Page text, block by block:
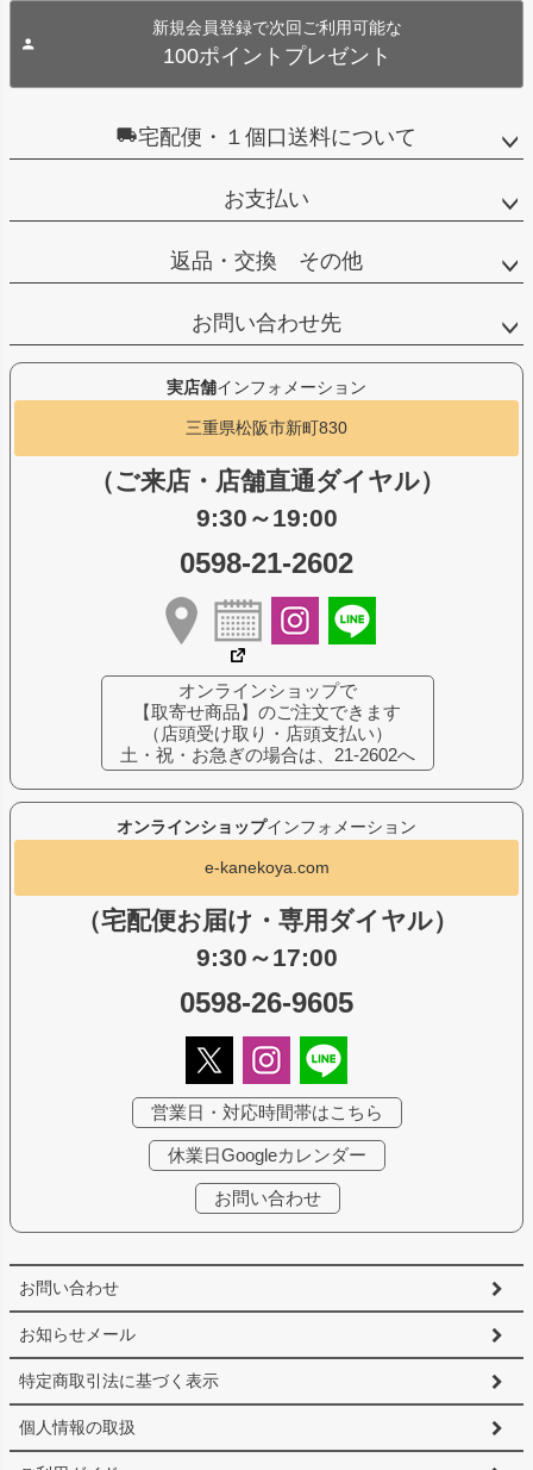
新規会員登録で次回ご利用可能な
100ポイントプレゼント
宅配便・１個口送料について
お支払い
返品・交換 その他
お問い合わせ先
お問い合わせ
お知らせメール
特定商取引法に基づく表示
個人情報の取扱
オンラインショップインフォメーション
e-kanekoya.com
（宅配便お届け・専用ダイヤル）
9:30～17:00
0598-26-9605
営業日・対応時間帯はこちら
休業日Googleカレンダー
お問い合わせ
実店舗インフォメーション
三重県松阪市新町830
（ご来店・店舗直通ダイヤル）
9:30～19:00
0598-21-2602
オンラインショップで
【取寄せ商品】のご注文できます
（店頭受け取り・店頭支払い）
土・祝・お急ぎの場合は、21-2602へ